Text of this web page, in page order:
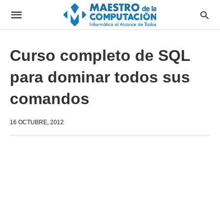
Curso completo de SQL
para dominar todos sus
comandos
16 OCTUBRE, 2012